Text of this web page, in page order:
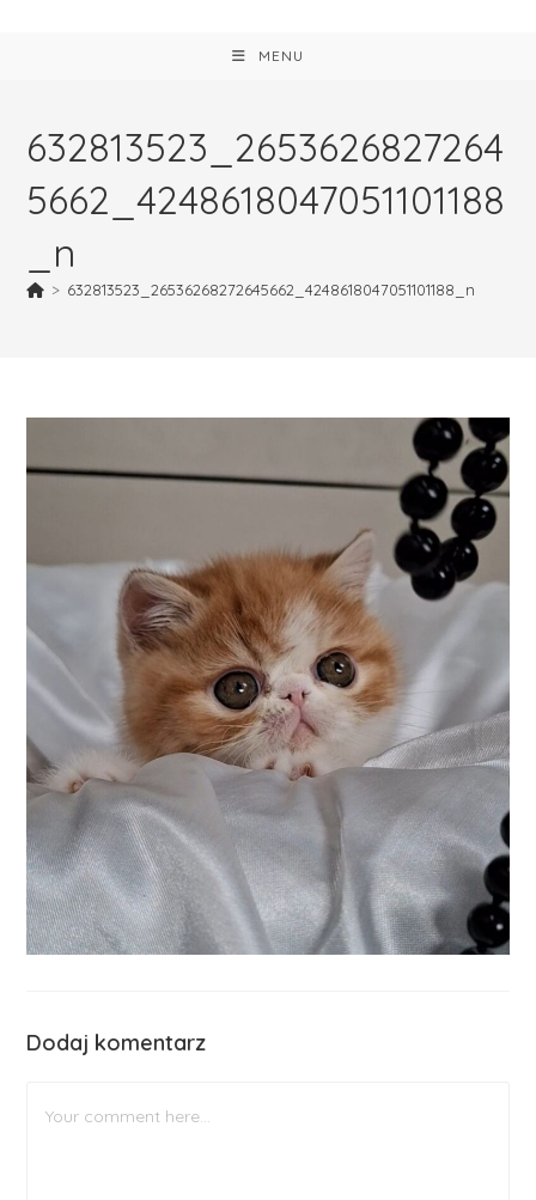
MENU
632813523_2653626827264
5662_4248618047051101188
_n
> 632813523_26536268272645662_4248618047051101188_n
Dodaj komentarz